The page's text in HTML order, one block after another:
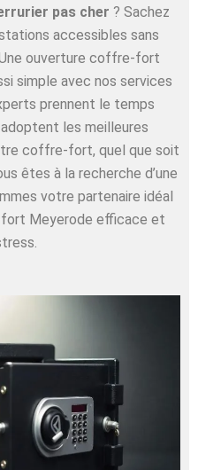
pas cher ? Sachez
accessibles sans
ouverture coffre-fort
simple avec nos services
prennent le temps
les meilleures
coffre-fort, quel que soit
êtes à la recherche d’une
votre partenaire idéal
Meyerode efficace et